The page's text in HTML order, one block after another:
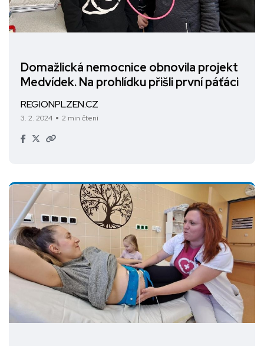
Domažlická nemocnice obnovila projekt
Medvídek. Na prohlídku přišli první páťáci
REGIONPLZEN.CZ
3. 2. 2024 2 min čtení